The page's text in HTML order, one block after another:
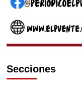
propia
Secciones